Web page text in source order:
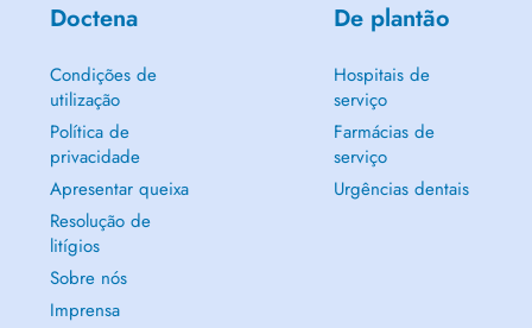
Doctena
Condições de
utilização
Política de
privacidade
Apresentar queixa
Resolução de
litígios
Sobre nós
Imprensa
De plantão
Hospitais de
serviço
Farmácias de
serviço
Urgências dentais